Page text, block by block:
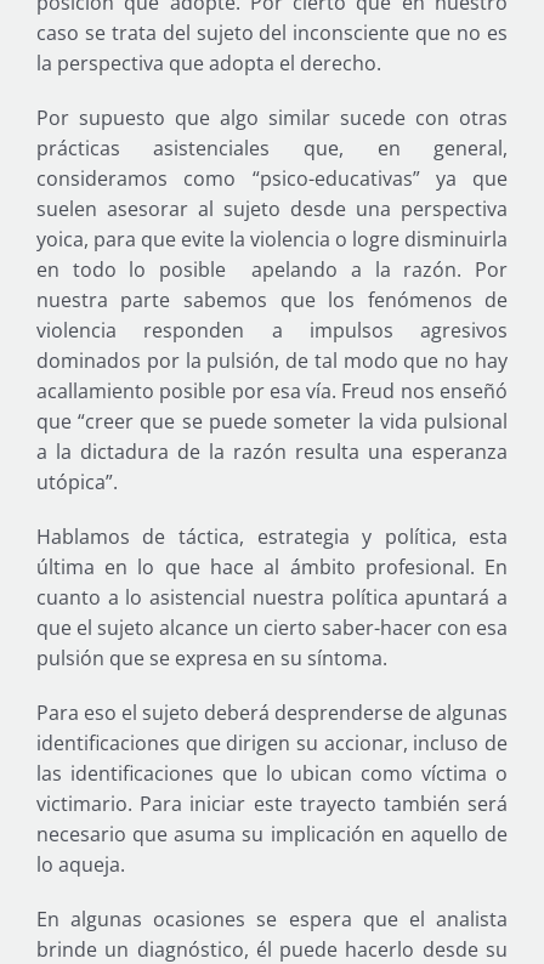
caso se trata del sujeto del inconsciente que no es
la perspectiva que adopta el derecho.
Por supuesto que algo similar sucede con otras
prácticas asistenciales que, en general,
consideramos como “psico-educativas” ya que
suelen asesorar al sujeto desde una perspectiva
yoica, para que evite la violencia o logre disminuirla
en todo lo posible apelando a la razón. Por
nuestra parte sabemos que los fenómenos de
violencia responden a impulsos agresivos
dominados por la pulsión, de tal modo que no hay
acallamiento posible por esa vía. Freud nos enseñó
que “creer que se puede someter la vida pulsional
a la dictadura de la razón resulta una esperanza
utópica”.
Hablamos de táctica, estrategia y política, esta
última en lo que hace al ámbito profesional. En
cuanto a lo asistencial nuestra política apuntará a
que el sujeto alcance un cierto saber-hacer con esa
pulsión que se expresa en su síntoma.
Para eso el sujeto deberá desprenderse de algunas
identificaciones que dirigen su accionar, incluso de
las identificaciones que lo ubican como víctima o
victimario. Para iniciar este trayecto también será
necesario que asuma su implicación en aquello de
lo aqueja.
En algunas ocasiones se espera que el analista
brinde un diagnóstico, él puede hacerlo desde su